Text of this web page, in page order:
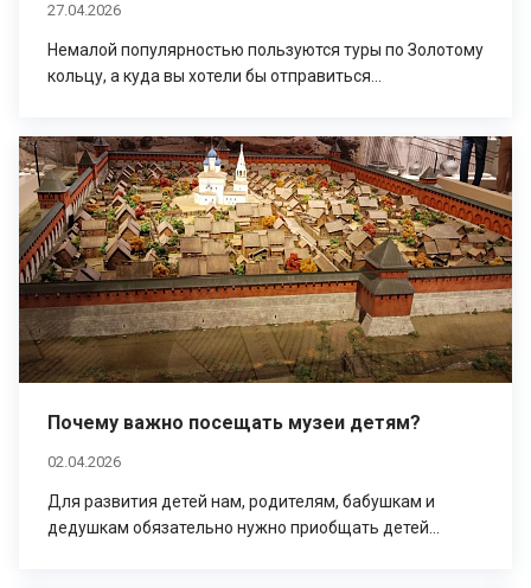
27.04.2026
Немалой популярностью пользуются туры по Золотому
кольцу, а куда вы хотели бы отправиться...
Почему важно посещать музеи детям?
02.04.2026
Для развития детей нам, родителям, бабушкам и
дедушкам обязательно нужно приобщать детей...